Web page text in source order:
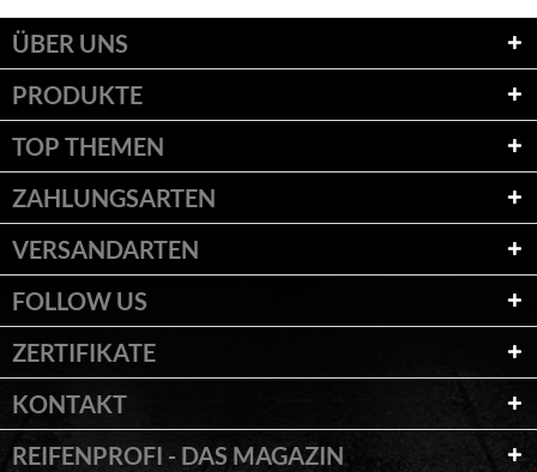
ÜBER UNS
PRODUKTE
TOP THEMEN
ZAHLUNGSARTEN
VERSANDARTEN
FOLLOW US
ZERTIFIKATE
KONTAKT
REIFENPROFI - DAS MAGAZIN